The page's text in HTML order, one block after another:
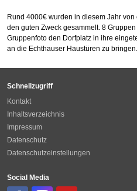
Rund 4000€ wurden in diesem Jahr
den guten Zweck gesammelt. 8
Gruppenfoto den Dorfplatz in ihre
an die Echthauser Haustüren zu bringen.
Schnellzugriff
Kontakt
Inhaltsverzeichnis
Impressum
Datenschutz
Datenschutzeinstellungen
Social Media